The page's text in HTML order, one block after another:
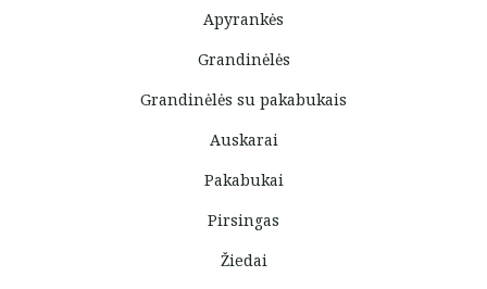
Apyrankės
Grandinėlės
Grandinėlės su pakabukais
Auskarai
Pakabukai
Pirsingas
Žiedai